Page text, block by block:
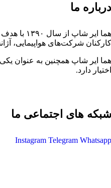
درباره ما
هما
کارکنان شرکت‌های هواپیمایی،
هما ایر شاپ همچنین به عنوان
اختیار دارد.
شبکه های اجتماعی ما
Instagram Telegram Whatsapp